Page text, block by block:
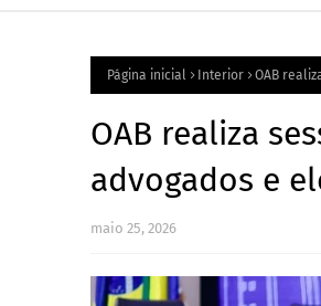
Página inicial Interior OAB
OAB realiza
advogados e
maio 25, 2026